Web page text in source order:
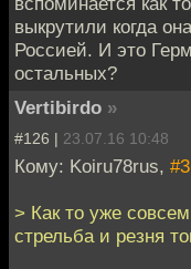
выкрутили когда
Россией. И это
остальных?
Vertibirdo »
#126 | 23.07.16 10:48
Кому: Koiru78rus, #3
> Как то уже
стрельба и резня